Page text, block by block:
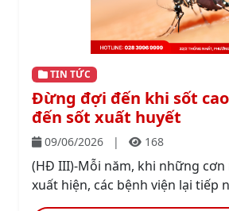
TIN TỨC
Đừng đợi đến khi sốt
đến sốt xuất huyết
09/06/2026 | 168
(HĐ III)-Mỗi năm, khi những cơn
xuất hiện, các bệnh viện lại tiếp